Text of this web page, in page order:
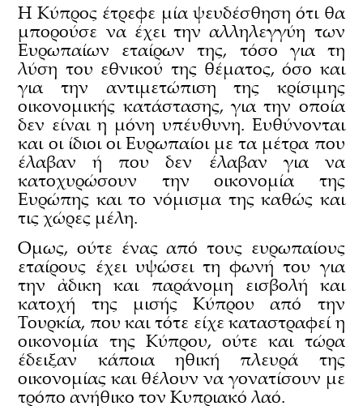
Η Κύπρος έτρεφε μία ψευδέσθηση ότι θα
μπορούσε να έχει την αλληλεγγύη των
Ευρωπαίων εταίρων της, τόσο για τη
λύση του εθνικού της θέματος, όσο και
για την αντιμετώπιση της κρίσιμης
οικονομικής κατάστασης, για την οποία
δεν είναι η μόνη υπέυθυνη. Ευθύνονται
και οι ίδιοι οι Ευρωπαίοι με τα μέτρα που
έλαβαν ή που δεν έλαβαν για να
κατοχυρώσουν την οικονομία της
Ευρώπης και το νόμισμα της καθώς και
τις χώρες μέλη.
Ομως, ούτε ένας από τους ευρωπαίους
εταίρους έχει υψώσει τη φωνή του για
την ἀδικη και παράνομη εισβολή και
κατοχή της μισής Κύπρου από την
Τουρκία, που και τότε είχε καταστραφεί η
οικονομία της Κύπρου, ούτε και τώρα
έδειξαν κάποια ηθική πλευρά της
οικονομίας και θέλουν να γονατίσουν με
τρόπο ανήθικο τον Κυπριακό λαό.